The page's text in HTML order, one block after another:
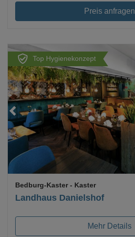
Preis anfragen
Top Hygienekonzept
Loading...
Landhaus Danielshof
Bedburg-Kaster - Kaster
Mehr Details